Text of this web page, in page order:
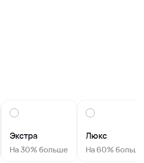
Экстра
На 30% больше
Люкс
На 60% больше